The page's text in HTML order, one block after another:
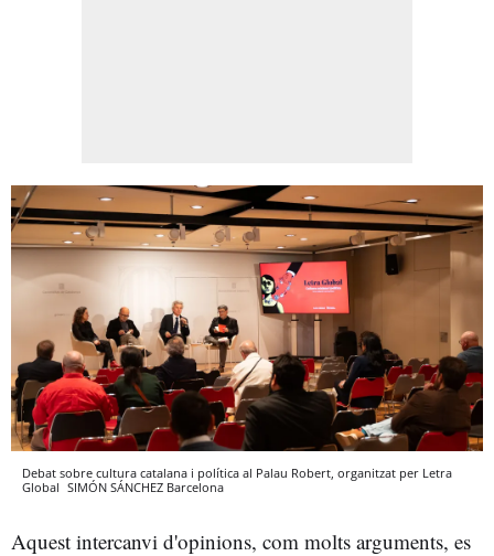
Debat sobre cultura catalana i política al Palau Robert, organitzat per Letra
Global SIMÓN SÁNCHEZ Barcelona
Aquest intercanvi d'opinions, com molts arguments, es